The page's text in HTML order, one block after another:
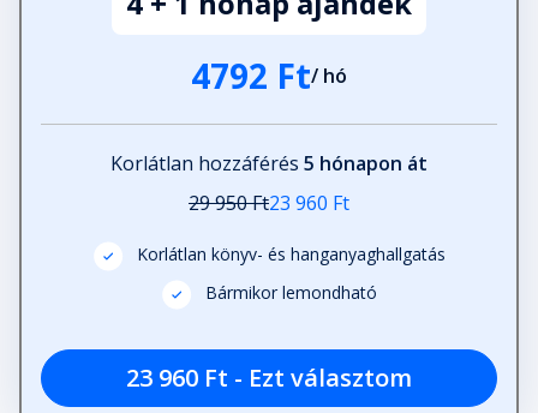
4792 Ft/ hó
Korlátlan hozzáférés 5 hónapon át
29 950 Ft23 960 Ft
Korlátlan könyv- és hanganyaghallgatás
Bármikor lemondható
23 960 Ft - Ezt választom